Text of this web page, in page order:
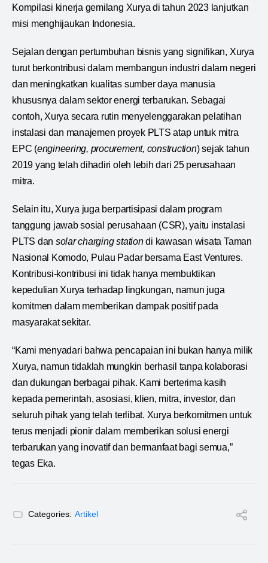
Kompilasi kinerja gemilang Xurya di tahun 2023 lanjutkan
misi menghijaukan Indonesia.
Sejalan dengan pertumbuhan bisnis yang signifikan, Xurya
turut berkontribusi dalam membangun industri dalam negeri
dan meningkatkan kualitas sumber daya manusia
khususnya dalam sektor energi terbarukan. Sebagai
contoh, Xurya secara rutin menyelenggarakan pelatihan
instalasi dan manajemen proyek PLTS atap untuk mitra
EPC (engineering, procurement, construction) sejak tahun
2019 yang telah dihadiri oleh lebih dari 25 perusahaan
mitra.
Selain itu, Xurya juga berpartisipasi dalam program
tanggung jawab sosial perusahaan (CSR), yaitu instalasi
PLTS dan solar charging stationdi kawasan wisata Taman
Nasional Komodo, Pulau Padar bersama East Ventures.
Kontribusi-kontribusi ini tidak hanya membuktikan
kepedulian Xurya terhadap lingkungan, namun juga
komitmen dalam memberikan dampak positif pada
masyarakat sekitar.
“Kami menyadari bahwa pencapaian ini bukan hanya milik
Xurya, namun tidaklah mungkin berhasil tanpa kolaborasi
dan dukungan berbagai pihak. Kami berterima kasih
kepada pemerintah, asosiasi, klien, mitra, investor, dan
seluruh pihak yang telah terlibat. Xurya berkomitmen untuk
terus menjadi pionir dalam memberikan solusi energi
terbarukan yang inovatif dan bermanfaat bagi semua,”
tegas Eka.
Categories: Artikel